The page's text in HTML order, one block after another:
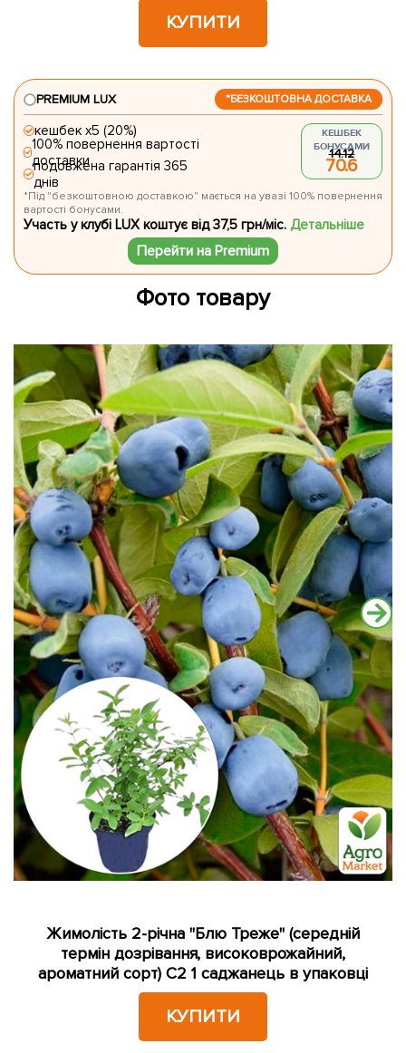
КУПИТИ
*БЕЗКОШТОВНА ДОСТАВКА
PREMIUM LUX
кешбек х5 (20%)
100% повернення вартості
доставки
подовжена гарантія 365
днів
КЕШБЕК
БОНУСАМИ
14.12
70.6
*Під "безкоштовною доставкою" мається на увазі 100% повернення
вартості бонусами.
Участь у клубі LUX коштує від 37,5 грн/міс.Детальніше
Перейти на Premium
Фото товару
Жимолість 2-річна "Блю Треже" (середній
термін дозрівання, високоврожайний,
ароматний сорт) С2 1 саджанець в упаковці
КУПИТИ